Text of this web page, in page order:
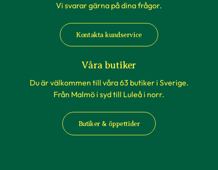
Vi svarar gärna på dina frågor.
Kontakta kundservice
Våra butiker
Du är välkommen till våra 63 butiker i Sverige.
Från Malmö i syd till Luleå i norr.
Butiker & öppettider